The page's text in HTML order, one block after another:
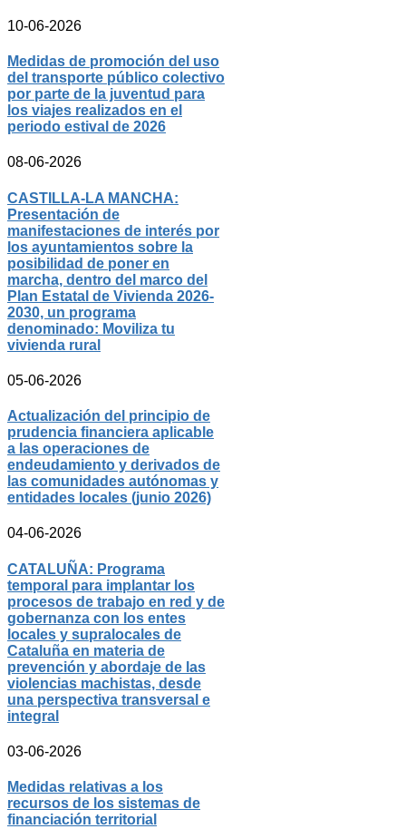
10-06-2026
Medidas de promoción del uso
del transporte público colectivo
por parte de la juventud para
los viajes realizados en el
periodo estival de 2026
08-06-2026
CASTILLA-LA MANCHA:
Presentación de
manifestaciones de interés por
los ayuntamientos sobre la
posibilidad de poner en
marcha, dentro del marco del
Plan Estatal de Vivienda 2026-
2030, un programa
denominado: Moviliza tu
vivienda rural
05-06-2026
Actualización del principio de
prudencia financiera aplicable
a las operaciones de
endeudamiento y derivados de
las comunidades autónomas y
entidades locales (junio 2026)
04-06-2026
CATALUÑA: Programa
temporal para implantar los
procesos de trabajo en red y de
gobernanza con los entes
locales y supralocales de
Cataluña en materia de
prevención y abordaje de las
violencias machistas, desde
una perspectiva transversal e
integral
03-06-2026
Medidas relativas a los
recursos de los sistemas de
financiación territorial